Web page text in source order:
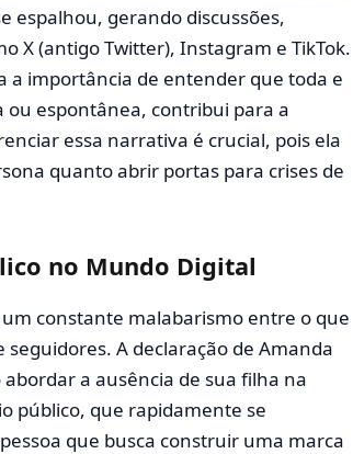
espalhou, gerando discussões,
X (antigo Twitter), Instagram e TikTok.
a importância de entender que toda e
ou espontânea, contribui para a
essa narrativa é crucial, pois ela
quanto abrir portas para crises de
no Mundo Digital
constante malabarismo entre o que
A declaração de Amanda
a ausência de sua filha na
público, que rapidamente se
que busca construir uma marca